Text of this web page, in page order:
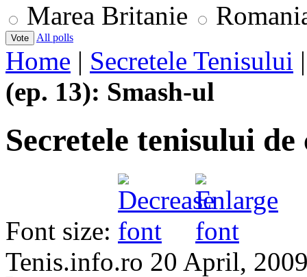
Marea Britanie
All polls
Home | Secretele Tenisului
(ep. 13): Smash-ul
Secretele tenisului
Font size:
Tenis.info.ro 20 April,